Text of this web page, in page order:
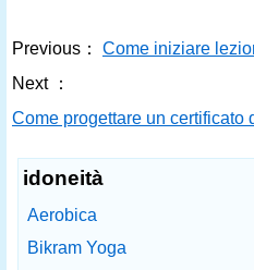
Previous：
Come iniziare
Next ：
Come progettare un certificato
idoneità
Aerobica
Bikram Yoga